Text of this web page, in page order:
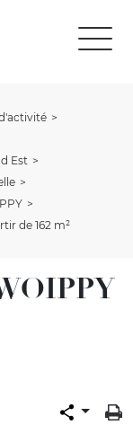
Est
de 162 m²